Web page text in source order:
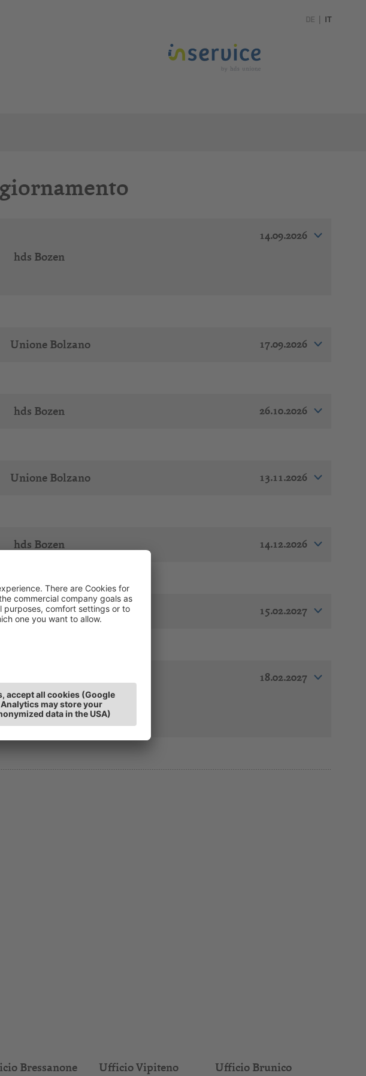
DE IT
hds Bozen
14.09.2026
Unione Bolzano 17.09.2026
hds Bozen 26.10.2026
Unione Bolzano 13.11.2026
hds Bozen 14.12.2026
hds Unione Bozen Bolzano 15.02.2027
hds Bozen
18.02.2027
Bressanone Ufficio Vipiteno Ufficio Brunico